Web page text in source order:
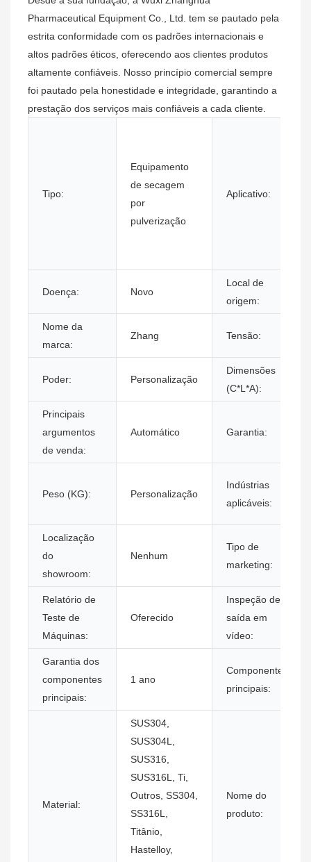
Pharmaceutical Equipment Co., Ltd. tem se pautado pela
estrita conformidade com os padrões internacionais e
altos padrões éticos, oferecendo aos clientes produtos
altamente confiáveis. Nosso princípio comercial sempre
foi pautado pela honestidade e integridade, garantindo a
prestação dos serviços mais confiáveis ​​a cada cliente.
Tipo:
Equipamento
de secagem
por
pulverização
Aplicativo:
Doença: Novo
Local de
origem:
Nome da
marca:
Zhang Tensão:
Poder: Personalização
Dimensões
(C*L*A):
Principais
argumentos
de venda:
Automático Garantia:
Peso (KG): Personalização
Indústrias
aplicáveis:
Localização
do
showroom:
Nenhum
Tipo de
marketing:
Relatório de
Teste de
Máquinas:
Oferecido
Inspeção de
saída em
vídeo:
Garantia dos
componentes
principais:
1 ano
Componentes
principais:
Material:
SUS304,
SUS304L,
SUS316,
SUS316L, Ti,
Outros, SS304,
SS316L,
Titânio,
Hastelloy,
Nome do
produto: